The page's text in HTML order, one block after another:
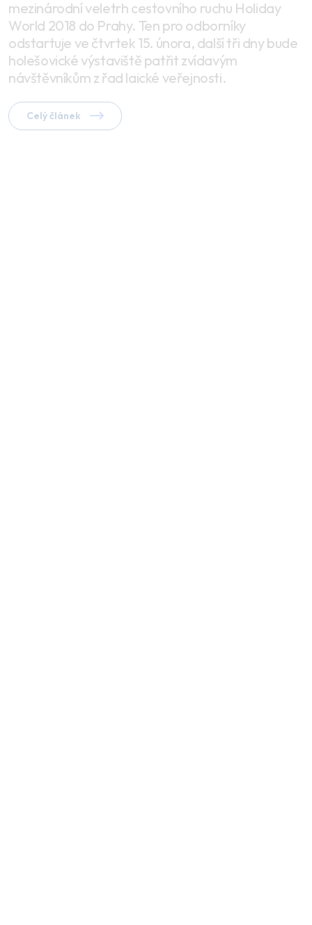
mezinárodní veletrh cestovního ruchu Holiday
World 2018 do Prahy. Ten pro odborníky
odstartuje ve čtvrtek 15. února, další tři dny bude
holešovické výstaviště patřit zvídavým
návštěvníkům z řad laické veřejnosti.
Celý článek